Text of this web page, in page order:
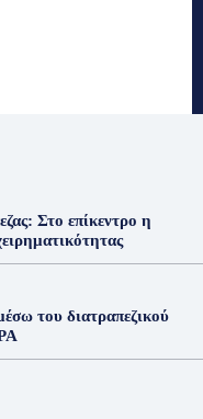
Στο επίκεντρο η
του διατραπεζικού